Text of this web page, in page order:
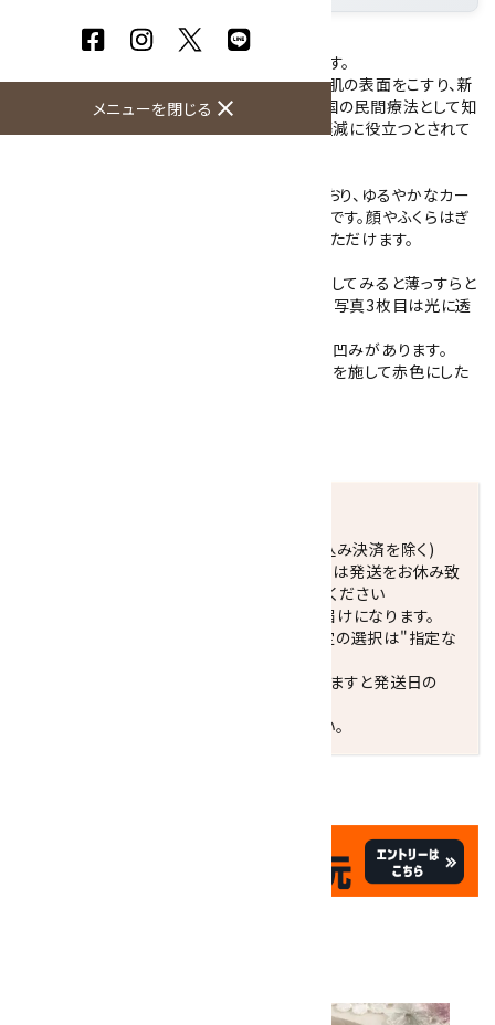
メニューを閉じる close
赤メノウを用いたかっさマッサージプレートです。
かっさマッサージは、専用のへらなどを使って肌の表面をこすり、新
陳代謝を促したり、老廃物の排出を助ける中国の民間療法として知
られています。リンパの流れを整え、むくみの軽減に役立つとされて
こちらのかっさプレートは、扇型に加工されており、ゆるやかなカー
ブを活かして部位に合わせた使い分けが可能です。顔やふくらはぎ
のケア、足裏のマッサージなど幅広くご利用いただけます。
赤色の濃淡のあるかっさプレートで、光に透かしてみると薄っすらと
透けて層状模様が入っているのがわかります。写真3枚目は光に透
磨きにより表面は艶がありますが、石目による凹みがあります。
※メノウは、瑪瑙(アゲート)を装飾用に熱処理を施して赤色にした
正午までのご注文で当日発送致します。(振込み決済を除く)
休業日(水曜日、第1．3木曜日)と臨時休業日は発送をお休み致
します。 営業日カレンダー(左下段)をご確認ください
配達ご希望日がない場合は、最短日でのお届けになります。
※最短でのお届けをご希望の場合、時間指定の選択は"指定な
お届けの地域によっては、時間帯を指定されますと発送日の
ご不明な点はお気軽にお問い合わせください。
祝☆サイトオープン17周年
!!